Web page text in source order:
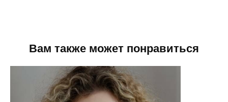
Вам также может понравиться